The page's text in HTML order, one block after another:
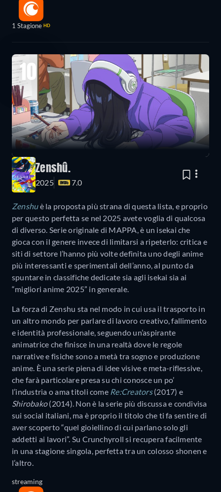
1 Stagione HD
10
Zenshû.
2025 7.0
Zenshuè la proposta più strana di questa lista, e proprio
per questo perfetta se nel 2025 avete voglia di qualcosa
di diverso. Serie originale di MAPPA, è un isekai che
gioca con il genere invece di limitarsi a ripeterlo: critica e
siti di settore l’hanno più volte definita uno degli anime
più interessanti e sperimentali dell’anno, al punto da
spuntare in classifiche dedicate sia agli isekai sia ai
“migliori anime 2025” in generale.
La forza di Zenshu sta nel modo in cui usa il trasporto in
un altro mondo per parlare di lavoro creativo, fallimento
e identità professionale, seguendo un’aspirante
animatrice che finisce in una realtà dove le regole
narrative e fisiche sono a metà tra sogno e produzione
anime. È una serie piena di idee visive e meta-riflessive,
che farà particolare presa su chi conosce un po’
l’industria o ama titoli come Re:Creators(2017) e
Shirobako(2014). Non è la serie più discussa e condivisa
sui social italiani, ma è proprio il titolo che ti fa sentire di
aver scoperto “quel gioiellino di cui parlano solo gli
addetti ai lavori”. Su Crunchyroll si recupera facilmente
in una stagione singola, perfetta tra un colosso shonen e
l’altro.
streaming